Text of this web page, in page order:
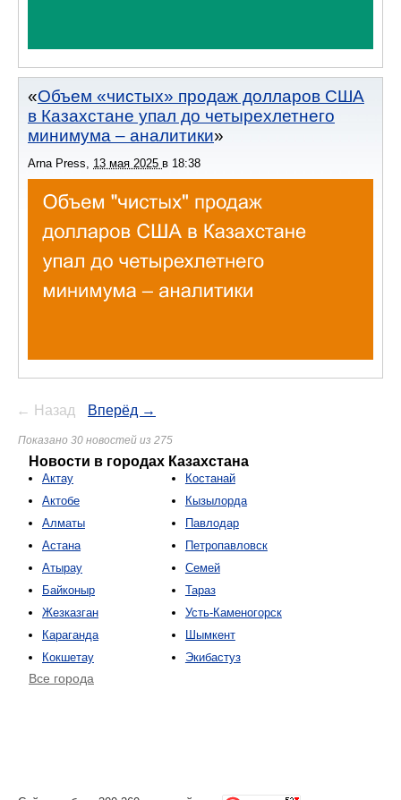
Объем «чистых» продаж долларов США
в Казахстане упал до четырехлетнего
минимума – аналитики
Arna Press, 13 мая 2025 в 18:38
← Назад Вперёд →
Показано 30 новостей из 275
Новости в городах Казахстана
Актау
Актобе
Алматы
Астана
Атырау
Байконыр
Жезказган
Караганда
Кокшетау
Костанай
Кызылорда
Павлодар
Петропавловск
Семей
Тараз
Усть-Каменогорск
Шымкент
Экибастуз
Все города